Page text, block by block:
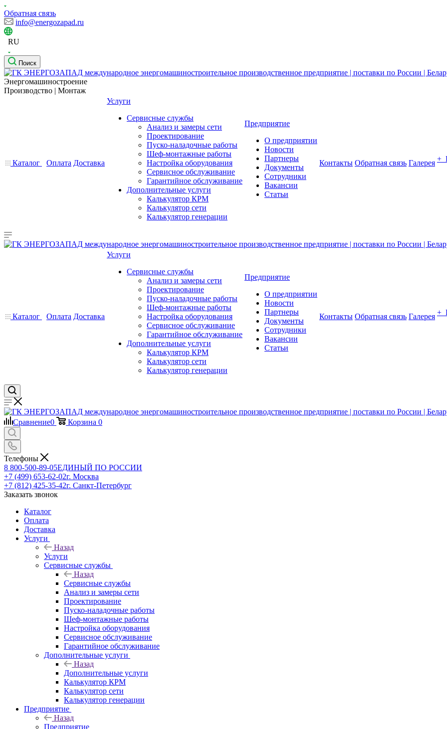
Обратная связь
info@energozapad.ru
RU
Поиск
Энергомашиностроение
Производство | Монтаж
Каталог Оплата Доставка
Услуги
Сервисные службы
Анализ и замеры сети
Проектирование
Пуско-наладочные работы
Шеф-монтажные работы
Настройка оборудования
Сервисное обслуживание
Гарантийное обслуживание
Дополнительные услуги
Калькулятор КРМ
Калькулятор сети
Калькулятор генерации
Предприятие
О предприятии
Новости
Партнеры
Документы
Сотрудники
Вакансии
Статьи
Контакты Обратная связь Галерея +
Каталог Оплата Доставка
Услуги
Сервисные службы
Анализ и замеры сети
Проектирование
Пуско-наладочные работы
Шеф-монтажные работы
Настройка оборудования
Сервисное обслуживание
Гарантийное обслуживание
Дополнительные услуги
Калькулятор КРМ
Калькулятор сети
Калькулятор генерации
Предприятие
О предприятии
Новости
Партнеры
Документы
Сотрудники
Вакансии
Статьи
Контакты Обратная связь Галерея +
Сравнение0 Корзина 0
Телефоны
8 800-500-89-05ЕДИНЫЙ ПО РОССИИ
+7 (499) 653-62-02г. Москва
+7 (812) 425-35-42г. Санкт-Петербург
Заказать звонок
Каталог
Оплата
Доставка
Услуги
Назад
Услуги
Сервисные службы
Назад
Сервисные службы
Анализ и замеры сети
Проектирование
Пуско-наладочные работы
Шеф-монтажные работы
Настройка оборудования
Сервисное обслуживание
Гарантийное обслуживание
Дополнительные услуги
Назад
Дополнительные услуги
Калькулятор КРМ
Калькулятор сети
Калькулятор генерации
Предприятие
Назад
Предприятие